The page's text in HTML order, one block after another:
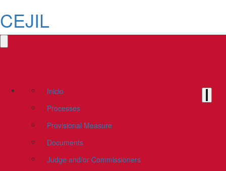
CEJIL
Inicio
Processes
Provisional Measure
Documents
Judge and/or Commissioners